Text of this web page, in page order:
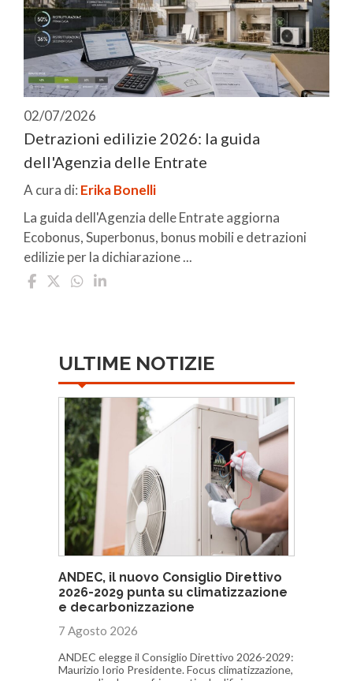
02/07/2026
Detrazioni edilizie 2026: la guida
dell'Agenzia delle Entrate
A cura di: Erika Bonelli
La guida dell'Agenzia delle Entrate aggiorna
Ecobonus, Superbonus, bonus mobili e detrazioni
edilizie per la dichiarazione ...
ULTIME NOTIZIE
ANDEC, il nuovo Consiglio Direttivo
2026-2029 punta su climatizzazione
e decarbonizzazione
7 Agosto 2026
ANDEC elegge il Consiglio Direttivo 2026-2029:
Maurizio Iorio Presidente. Focus climatizzazione,